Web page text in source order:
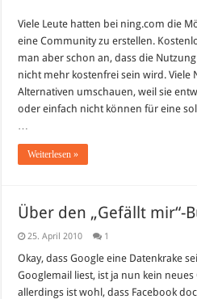
–
Viele Leute hatten bei ning.com die
eine Community zu erstellen.
man aber schon an, dass die
nicht mehr kostenfrei sein wird. Viele
Alternativen umschauen, weil sie
oder einfach nicht können für eine
…
Weiterlesen »
Über den „Gefällt mir“-
25. April 2010 1
Okay, dass Google eine Datenkrake
Googlemail liest, ist ja nun kein
allerdings ist wohl, dass Facebook